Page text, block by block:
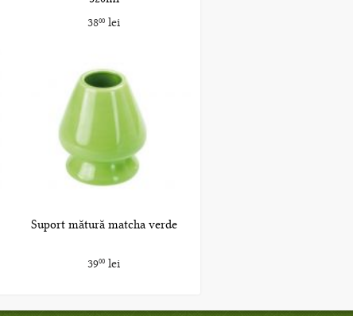
3800lei
Suport mătură matcha verde
3900lei